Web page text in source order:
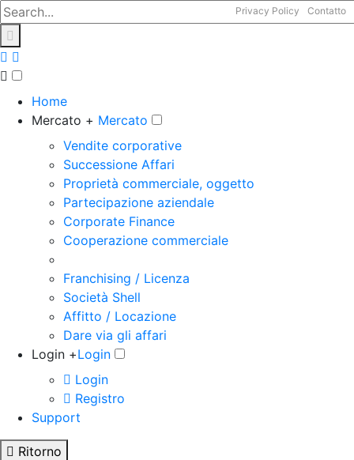
Privacy Policy Contatto
Home
Mercato + Mercato
Vendite corporative
Successione Affari
Proprietà commerciale, oggetto
Partecipazione aziendale
Corporate Finance
Cooperazione commerciale
Franchising / Licenza
Società Shell
Affitto / Locazione
Dare via gli affari
Login +Login
Login
Registro
Support
Ritorno